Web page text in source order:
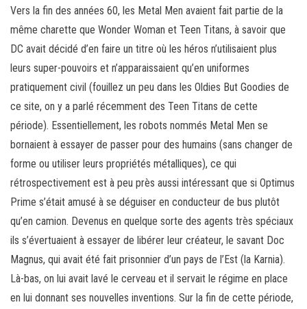
Vers la fin des années 60, les Metal Men avaient fait partie de la
même charette que Wonder Woman et Teen Titans, à savoir que
DC avait décidé d’en faire un titre où les héros n’utilisaient plus
leurs super-pouvoirs et n’apparaissaient qu’en uniformes
pratiquement civil (fouillez un peu dans les Oldies But Goodies de
ce site, on y a parlé récemment des Teen Titans de cette
période). Essentiellement, les robots nommés Metal Men se
bornaient à essayer de passer pour des humains (sans changer de
forme ou utiliser leurs propriétés métalliques), ce qui
rétrospectivement est à peu près aussi intéressant que si Optimus
Prime s’était amusé à se déguiser en conducteur de bus plutôt
qu’en camion. Devenus en quelque sorte des agents très spéciaux
ils s’évertuaient à essayer de libérer leur créateur, le savant Doc
Magnus, qui avait été fait prisonnier d’un pays de l’Est (la Karnia).
Là-bas, on lui avait lavé le cerveau et il servait le régime en place
en lui donnant ses nouvelles inventions. Sur la fin de cette période,